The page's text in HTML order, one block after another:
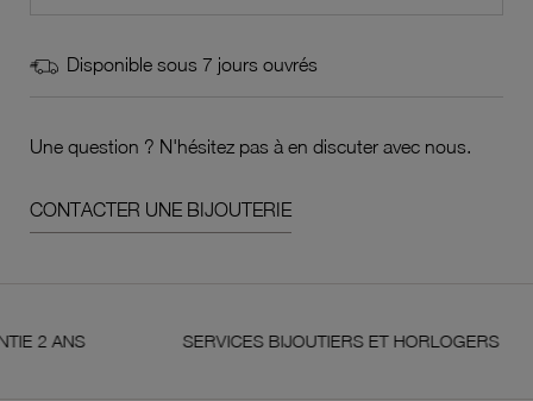
Disponible sous 7 jours ouvrés
Une question ? N'hésitez pas à en discuter avec nous.
CONTACTER UNE BIJOUTERIE
SERVICES BIJOUTIERS ET HORLOGERS